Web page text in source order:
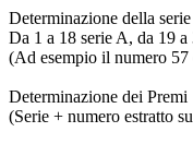
Determinazione della
Da 1 a 18 serie A, da 19
(Ad esempio il numero
Determinazione dei Premi
(Serie + numero estratto